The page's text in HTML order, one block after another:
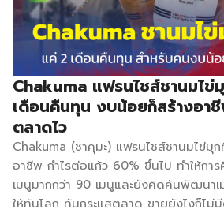
สัมผัสของขนมปังจะนุ่มลง ความว้าวที่ 2.
คือไส้ขนมปังทางร้านทำเองทั้งหมดแบบโ
หอมอร่อย ตอนนี้มีเลือกถึง 14 ไส้ มีไส้ขา
เตย ไส้นมข้นโบราณ ไส้สังขยาชาไทย ไ
ไส้ช็อกโกแลตและไส้ไข่เค็มลาวา และอีกเรื่
ง่ายกับลูกค้าทุกกลุ่ม โดยเริ่มต้นเพียง
แบบการลงทุนธุรกิจมีให้เลือกดังนี้ SET A
เป็นชุดคีออสเคลื่อนที่ได้ มีอุปกรณ์ครบสา
ทันที […]
Chakuma แฟรนไชส์ชานมไ
เดือนคืนทุน งบน้อยก็สร้างอา
ตลาดไว
Chakuma (ชาคุมะ) แฟรนไชส์ชานมไข่
อาชีพ กำไรต่อแก้ว 60% ขึ้นไป ทำให้กา
เมนูมากกว่า 90 เมนูและยังคิดค้นพัฒนา
ให้ทันโลก ทันกระแสตลาด ขายยังไงก็ไม่